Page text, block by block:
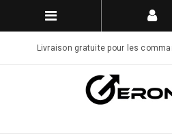
Livraison gratuite pour les